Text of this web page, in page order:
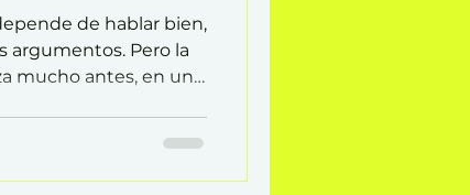
de hablar bien,
argumentos. Pero la
mucho antes, en un
pregunta es: